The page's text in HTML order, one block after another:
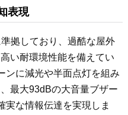
表現
拠しており、過酷な屋外
い耐環境性能を備えてい
ンに減光や半面点灯を組み
最大93dBの大音量ブザー
実な情報伝達を実現しま